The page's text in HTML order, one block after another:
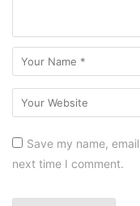
Save my name,
next time I comment.